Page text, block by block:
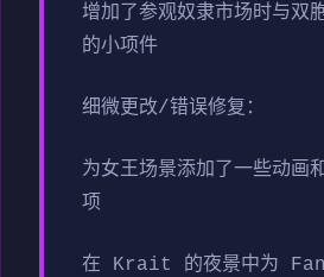
增加了参观奴隶市场时与双
的小项件
细微更改/错误修复：
为女王场景添加了一些动画
项
在 Krait 的夜景中为